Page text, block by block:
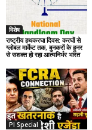
विशेष
राष्ट्रीय हथकरघा दिवस: करघों से
ग्लोबल मार्केट तक, बुनकरों के हुनर
से सशक्त हो रहा आत्मनिर्भर भारत
PI Special